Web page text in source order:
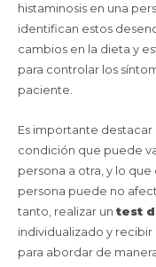
histaminosis en una
identifican estos
cambios en la dieta y
para controlar los
paciente.
Es importante destacar
condición que puede
persona a otra, y lo
persona puede no
tanto, realizar un test
individualizado y
para abordar de